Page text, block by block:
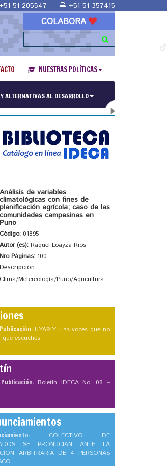
51 205547 +51 51 357415
COLABORA
NUESTRAS POLÍTICAS
ALTERNATIVAS AL DESARROLLO
y culturas Andinas"
Análisis de variables
climatológicas con fines de
planificación agrícola; caso de las
comunidades campesinas en
Puno
Código: 01895
Autor (es): Raquel Loayza Rios
Nro Páginas: 100
Descripción
Clima/Metereología/Puno/Agricultura
UYARIY: Las voces que no
que escuches
Boletín IDECA No. 08 –
COLECTIVO DE
SE PRONUCIAN ANTE LA
ARBITRARIA DE 4 PERSONAS